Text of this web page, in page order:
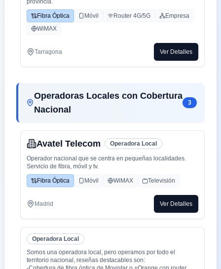
provincia.
Fibra Óptica Móvil Router 4G/5G
Empresa
WiMAX
Tarragona Ver Detalles
Operadoras Locales con Cobertura
Nacional
3
Avatel Telecom Operadora Local
Operador nacional que se centra en pequeñas localidades.
Servicio de fibra, móvil y tv.
Fibra Óptica Móvil WiMAX Televisión
Madrid Ver Detalles
Operadora Local
Somos una operadora local, pero operamos por todo el
territorio nacional, reseñas destacables son: